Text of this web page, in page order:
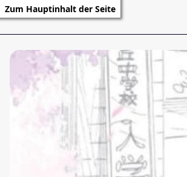
Zum Hauptinhalt der Seite